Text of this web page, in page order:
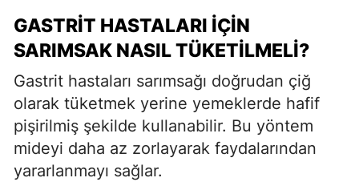
GASTRIT HASTALARI İÇIN
SARIMSAK NASIL TÜKETILMELI?
Gastrit hastaları sarımsağı doğrudan çiğ
olarak tüketmek yerine yemeklerde hafif
pişirilmiş şekilde kullanabilir. Bu yöntem
mideyi daha az zorlayarak faydalarından
yararlanmayı sağlar.